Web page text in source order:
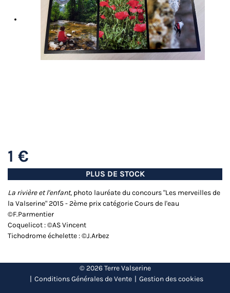
1 €
PLUS DE STOCK
La rivière et l'enfant, photo lauréate du concours "Les merveilles de
la Valserine" 2015 - 2ème prix catégorie Cours de l'eau
©F.Parmentier
Coquelicot : ©AS Vincent
Tichodrome échelette : ©J.Arbez
© 2026 Terre Valserine
Conditions Générales de Vente
Gestion des cookies